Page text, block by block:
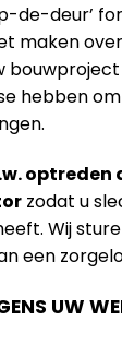
de-deur’
maken
hebben
optreden
zodat u
Wij
een
UW